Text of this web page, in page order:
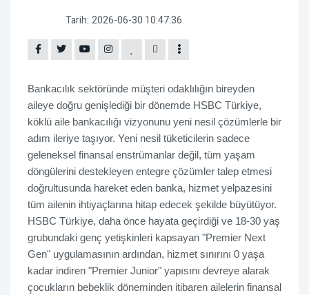
Tarih: 2026-06-30 10:47:36
Bankacılık sektöründe müşteri odaklılığın bireyden
aileye doğru genişlediği bir dönemde HSBC Türkiye,
köklü aile bankacılığı vizyonunu yeni nesil çözümlerle bir
adım ileriye taşıyor. Yeni nesil tüketicilerin sadece
geleneksel finansal enstrümanlar değil, tüm yaşam
döngülerini destekleyen entegre çözümler talep etmesi
doğrultusunda hareket eden banka, hizmet yelpazesini
tüm ailenin ihtiyaçlarına hitap edecek şekilde büyütüyor.
HSBC Türkiye, daha önce hayata geçirdiği ve 18-30 yaş
grubundaki genç yetişkinleri kapsayan "Premier Next
Gen" uygulamasının ardından, hizmet sınırını 0 yaşa
kadar indiren "Premier Junior" yapısını devreye alarak
çocukların bebeklik döneminden itibaren ailelerin finansal